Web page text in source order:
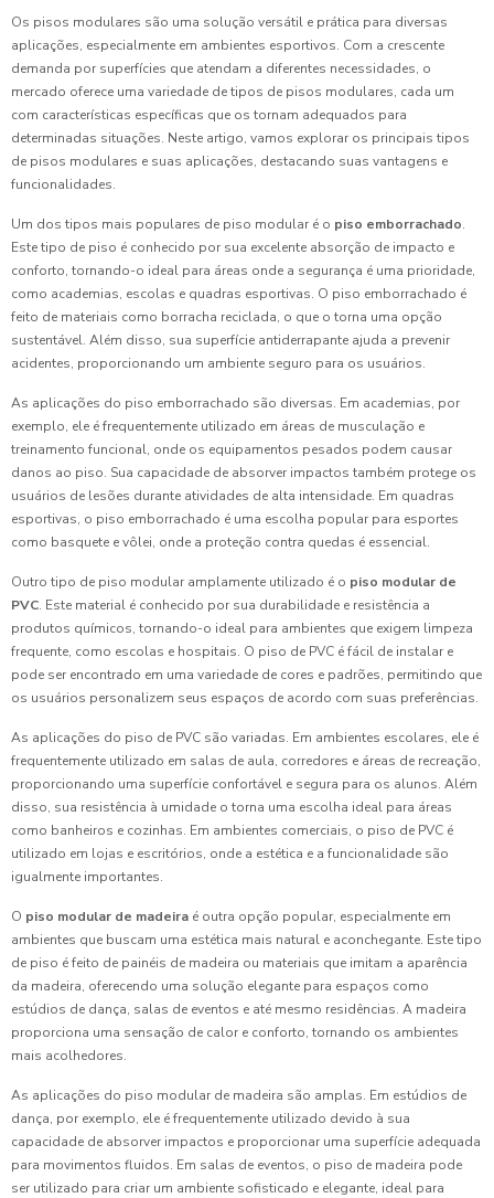
Os pisos modulares são uma solução versátil e prática para diversas
aplicações, especialmente em ambientes esportivos. Com a crescente
demanda por superfícies que atendam a diferentes necessidades, o
mercado oferece uma variedade de tipos de pisos modulares, cada um
com características específicas que os tornam adequados para
determinadas situações. Neste artigo, vamos explorar os principais tipos
de pisos modulares e suas aplicações, destacando suas vantagens e
funcionalidades.
Um dos tipos mais populares de piso modular é o piso emborrachado.
Este tipo de piso é conhecido por sua excelente absorção de impacto e
conforto, tornando-o ideal para áreas onde a segurança é uma prioridade,
como academias, escolas e quadras esportivas. O piso emborrachado é
feito de materiais como borracha reciclada, o que o torna uma opção
sustentável. Além disso, sua superfície antiderrapante ajuda a prevenir
acidentes, proporcionando um ambiente seguro para os usuários.
As aplicações do piso emborrachado são diversas. Em academias, por
exemplo, ele é frequentemente utilizado em áreas de musculação e
treinamento funcional, onde os equipamentos pesados podem causar
danos ao piso. Sua capacidade de absorver impactos também protege os
usuários de lesões durante atividades de alta intensidade. Em quadras
esportivas, o piso emborrachado é uma escolha popular para esportes
como basquete e vôlei, onde a proteção contra quedas é essencial.
Outro tipo de piso modular amplamente utilizado é o piso modular de
PVC. Este material é conhecido por sua durabilidade e resistência a
produtos químicos, tornando-o ideal para ambientes que exigem limpeza
frequente, como escolas e hospitais. O piso de PVC é fácil de instalar e
pode ser encontrado em uma variedade de cores e padrões, permitindo que
os usuários personalizem seus espaços de acordo com suas preferências.
As aplicações do piso de PVC são variadas. Em ambientes escolares, ele é
frequentemente utilizado em salas de aula, corredores e áreas de recreação,
proporcionando uma superfície confortável e segura para os alunos. Além
disso, sua resistência à umidade o torna uma escolha ideal para áreas
como banheiros e cozinhas. Em ambientes comerciais, o piso de PVC é
utilizado em lojas e escritórios, onde a estética e a funcionalidade são
igualmente importantes.
O piso modular de madeira é outra opção popular, especialmente em
ambientes que buscam uma estética mais natural e aconchegante. Este tipo
de piso é feito de painéis de madeira ou materiais que imitam a aparência
da madeira, oferecendo uma solução elegante para espaços como
estúdios de dança, salas de eventos e até mesmo residências. A madeira
proporciona uma sensação de calor e conforto, tornando os ambientes
mais acolhedores.
As aplicações do piso modular de madeira são amplas. Em estúdios de
dança, por exemplo, ele é frequentemente utilizado devido à sua
capacidade de absorver impactos e proporcionar uma superfície adequada
para movimentos fluidos. Em salas de eventos, o piso de madeira pode
ser utilizado para criar um ambiente sofisticado e elegante, ideal para